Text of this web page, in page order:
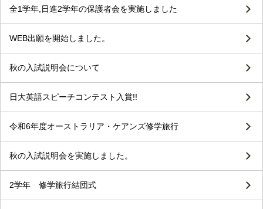
全1学年,日進2学年の保護者会を実施しました
WEB出願を開始しました。
秋の入試説明会について
日大英語スピーチコンテスト入賞!!
令和6年度オーストラリア・ケアンズ修学旅行
秋の入試説明会を実施しました。
2学年 修学旅行結団式